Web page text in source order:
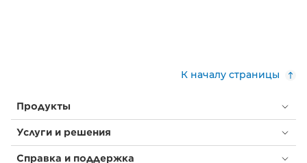
К началу страницы
Продукты
Услуги и решения
Справка и поддержка